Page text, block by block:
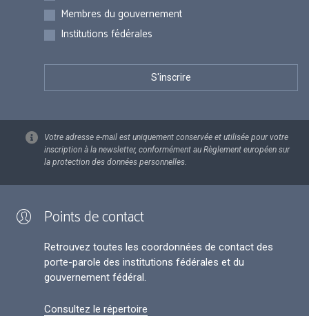
Membres du gouvernement
Institutions fédérales
Votre adresse e-mail est uniquement conservée et utilisée pour votre
inscription à la newsletter, conformément au Règlement européen sur
la protection des données personnelles.
Points de contact
Retrouvez toutes les coordonnées de contact des
porte-parole des institutions fédérales et du
gouvernement fédéral.
Consultez le répertoire